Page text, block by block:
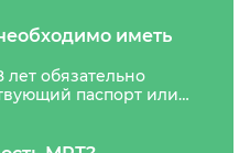
потребоваться
иметь
обязательно
паспорт или